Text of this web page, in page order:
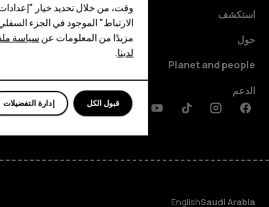
HMD DUB
HMD Watch
للأعمال
استكشف
حول
Planet and people
الدعم
Facebook
Instagram
Tiktok
Youtube
Linkedin
Discord
Saudi Arabia
English
وقت، من خلال تحديد خيار
الارتباط" الموجود في الجزء
مزيدًا من المعلومات عنسياسة
لدينا.
إدارة التفضيلات قبول الكل